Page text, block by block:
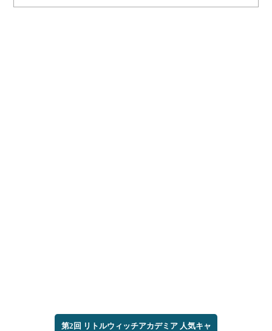
第2回 リトルウィッチアカデミア 人気キャ